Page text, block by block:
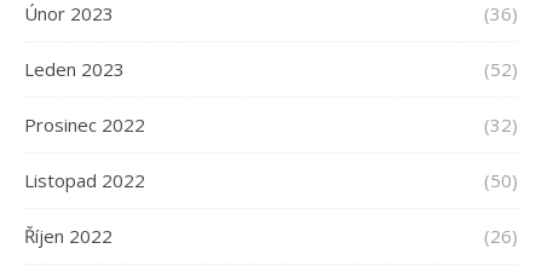
Únor 2023 (36)
Leden 2023 (52)
Prosinec 2022 (32)
Listopad 2022 (50)
Říjen 2022 (26)